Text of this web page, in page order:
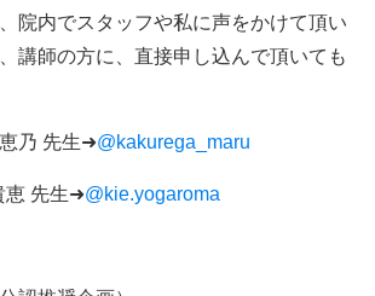
院内でスタッフや私に声をかけて頂い
講師の方に、直接申し込んで頂いても
乃 先生➜@kakurega_maru
恵 先生➜@kie.yogaroma